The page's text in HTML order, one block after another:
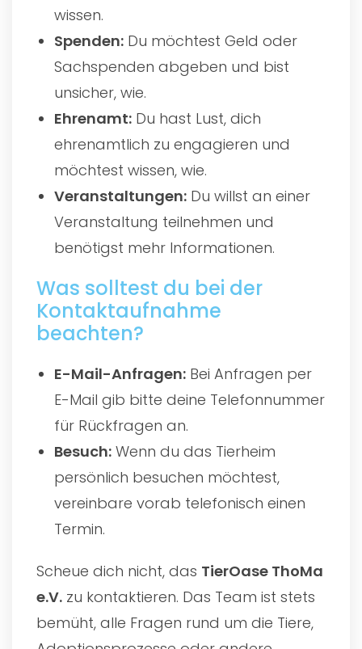
wissen.
Spenden: Du möchtest Geld oder
Sachspenden abgeben und bist
unsicher, wie.
Ehrenamt: Du hast Lust, dich
ehrenamtlich zu engagieren und
möchtest wissen, wie.
Veranstaltungen: Du willst an einer
Veranstaltung teilnehmen und
benötigst mehr Informationen.
Was solltest du bei der
Kontaktaufnahme
beachten?
E-Mail-Anfragen: Bei Anfragen per
E-Mail gib bitte deine Telefonnummer
für Rückfragen an.
Besuch: Wenn du das Tierheim
persönlich besuchen möchtest,
vereinbare vorab telefonisch einen
Termin.
Scheue dich nicht, das TierOase ThoMa
e.V. zu kontaktieren. Das Team ist stets
bemüht, alle Fragen rund um die Tiere,